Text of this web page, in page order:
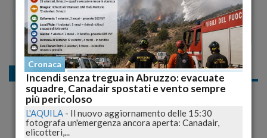
Cronaca nazionale
Kim Kardashian Nuda e Argentata per la
Copertina, Poi Shopping col Pancione
Cronaca
Incendi senza tregua in Abruzzo: evacuate
squadre, Canadair spostati e vento sempre
più pericoloso
L'AQUILA - Il nuovo aggiornamento delle 15:30
fotografa un'emergenza ancora aperta: Canadair,
elicotteri,...